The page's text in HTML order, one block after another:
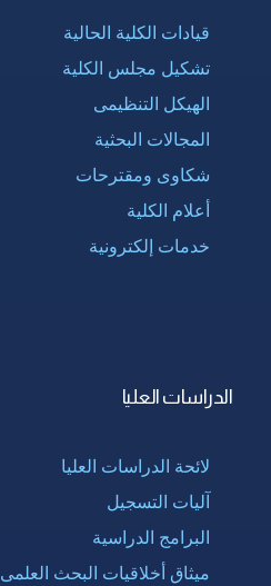
قيادات الكلية الحالية
تشكيل مجلس الكلية
الهيكل التنظيمى
المجالات البحثية
شكاوى ومقترحات
أعلام الكلية
خدمات إلكترونية
الدراسات العليا
لائحة الدراسات العليا
آليات التسجيل
البرامج الدراسية
ميثاق أخلاقيات البحث العلمى